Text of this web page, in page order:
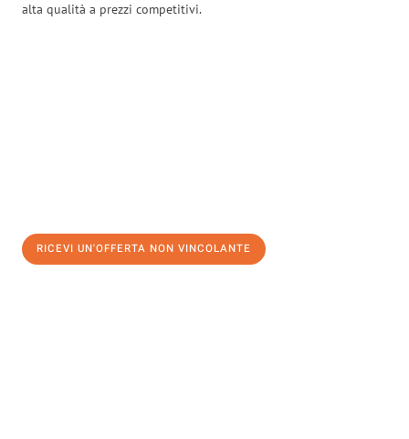
alta qualità a prezzi competitivi.
RICEVI UN'OFFERTA NON VINCOLANTE